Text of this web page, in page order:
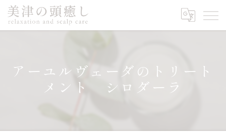
アーユルヴェーダのトリート
メント シロダーラ